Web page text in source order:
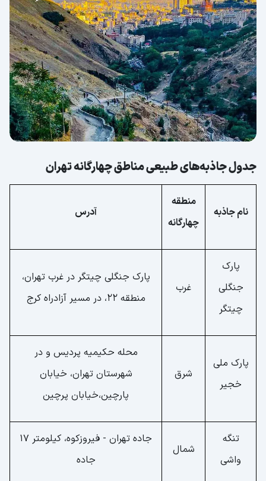
جدول جاذبه‌های طبیعی مناطق چهارگانه تهران
نام جاذبه
منطقه
چهارگانه
آدرس
پارک
جنگلی
چیتگر
غرب
پارک جنگلی چیتگر در غرب تهران،
منطقه 22، در مسیر آزادراه کرج
پارک ملی
خجیر
شرق
محله حکیمیه پردیس و در
شهرستان تهران، خیابان
پارچین،خیابان پرچین
تنگه
واشی
شمال
جاده تهران - فیروزکوه، کیلومتر ۱۷
جاده